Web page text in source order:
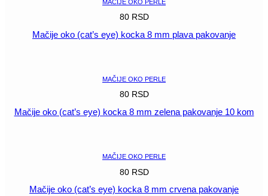
MAČIJE OKO PERLE
80 RSD
Mačije oko (cat’s eye) kocka 8 mm plava pakovanje
MAČIJE OKO PERLE
80 RSD
Mačije oko (cat’s eye) kocka 8 mm zelena pakovanje 10 kom
MAČIJE OKO PERLE
80 RSD
Mačije oko (cat’s eye) kocka 8 mm crvena pakovanje